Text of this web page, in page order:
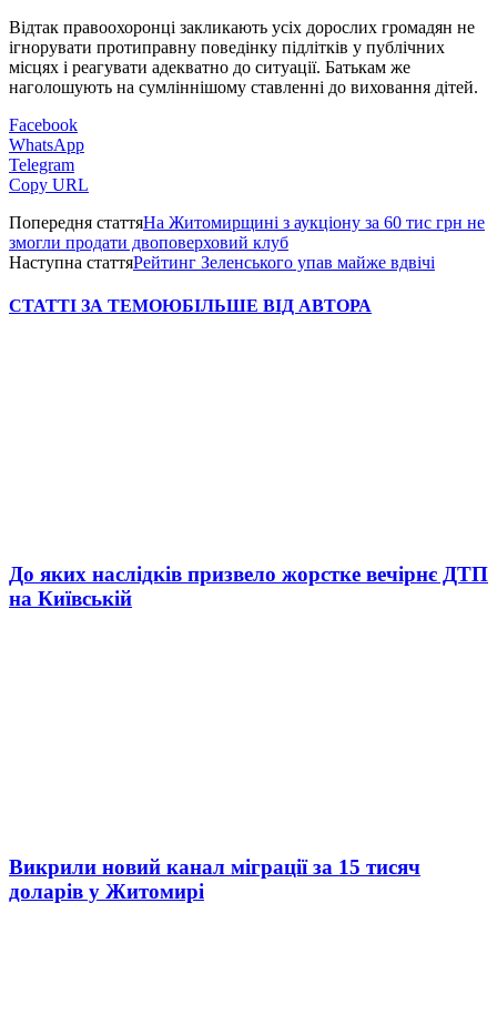
Відтак правоохоронці закликають усіх дорослих громадян не
ігнорувати протиправну поведінку підлітків у публічних
місцях і реагувати адекватно до ситуації. Батькам же
наголошують на сумліннішому ставленні до виховання дітей.
Facebook
WhatsApp
Telegram
Copy URL
Попередня статтяНа Житомирщині з аукціону за 60 тис грн не
змогли продати двоповерховий клуб
Наступна статтяРейтинг Зеленського упав майже вдвічі
СТАТТІ ЗА ТЕМОЮБІЛЬШЕ ВІД АВТОРА
До яких наслідків призвело жорстке вечірнє ДТП
на Київській
Викрили новий канал міграції за 15 тисяч
доларів у Житомирі